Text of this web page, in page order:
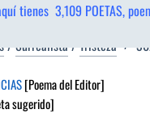
tienes 3,109 POETAS,
/Surrealista/Tristeza
[Poema del Editor]
sugerido]